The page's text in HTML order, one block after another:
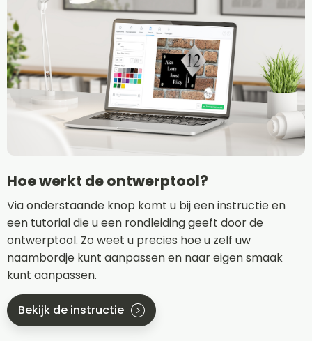
Hoe werkt de ontwerptool?
Via onderstaande knop komt u bij een instructie en
een tutorial die u een rondleiding geeft door de
ontwerptool. Zo weet u precies hoe u zelf uw
naambordje kunt aanpassen en naar eigen smaak
kunt aanpassen.
Bekijk de instructie